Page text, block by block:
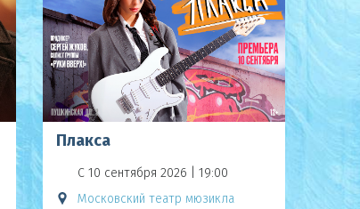
Плакса
С 10 сентября 2026 | 19:00
Московский театр мюзикла